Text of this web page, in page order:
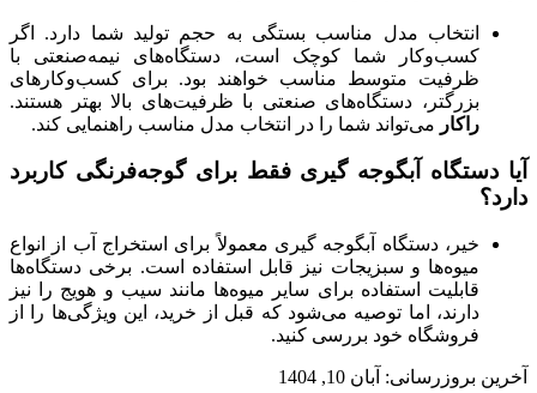
انتخاب مدل مناسب بستگی به حجم تولید شما دارد. اگر
کسب‌وکار شما کوچک است، دستگاه‌های نیمه‌صنعتی با
ظرفیت متوسط مناسب خواهند بود. برای کسب‌وکارهای
بزرگتر، دستگاه‌های صنعتی با ظرفیت‌های بالا بهتر هستند.
راکار می‌تواند شما را در انتخاب مدل مناسب راهنمایی کند.
آیا دستگاه آبگوجه گیری فقط برای گوجه‌فرنگی کاربرد
دارد؟
خیر، دستگاه آبگوجه گیری معمولاً برای استخراج آب از انواع
میوه‌ها و سبزیجات نیز قابل استفاده است. برخی دستگاه‌ها
قابلیت استفاده برای سایر میوه‌ها مانند سیب و هویج را نیز
دارند، اما توصیه می‌شود که قبل از خرید، این ویژگی‌ها را از
فروشگاه خود بررسی کنید.
آخرین بروزرسانی: آبان 10, 1404